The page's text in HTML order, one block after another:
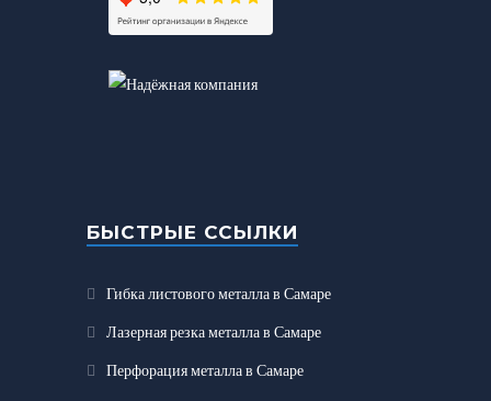
БЫСТРЫЕ ССЫЛКИ
Гибка листового металла в Самаре
Лазерная резка металла в Самаре
Перфорация металла в Самаре